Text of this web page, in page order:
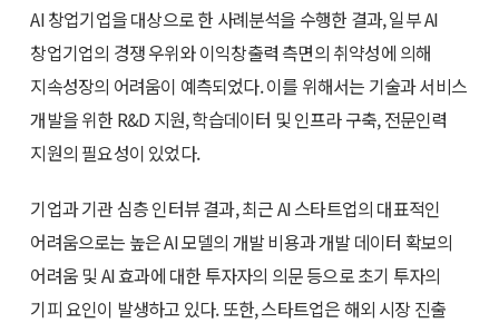
AI 창업기업을 대상으로 한 사례분석을 수행한 결과, 일부 AI
창업기업의 경쟁 우위와 이익창출력 측면의 취약성에 의해
지속성장의 어려움이 예측되었다. 이를 위해서는 기술과 서비스
개발을 위한 R&D 지원, 학습데이터 및 인프라 구축, 전문인력
지원의 필요성이 있었다.
기업과 기관 심층 인터뷰 결과, 최근 AI 스타트업의 대표적인
어려움으로는 높은 AI 모델의 개발 비용과 개발 데이터 확보의
어려움 및 AI 효과에 대한 투자자의 의문 등으로 초기 투자의
기피 요인이 발생하고 있다. 또한, 스타트업은 해외 시장 진출